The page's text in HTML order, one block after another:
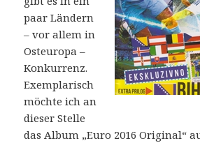
paar Ländern
– vor allem in
Osteuropa –
Konkurrenz.
Exemplarisch
möchte ich an
dieser Stelle
das Album „Euro 2016 Original“